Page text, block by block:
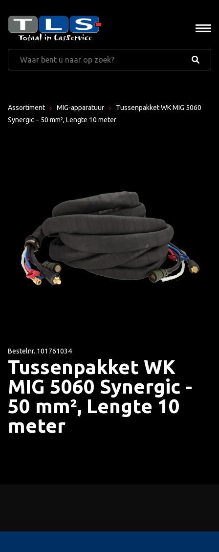
Assortiment MIG-apparatuur
Tussenpakket WK MIG 5060
Synergic – 50 mm², Lengte 10 meter
Bestelnr. 101761034
Tussenpakket WK
MIG 5060 Synergic -
50 mm², Lengte 10
meter